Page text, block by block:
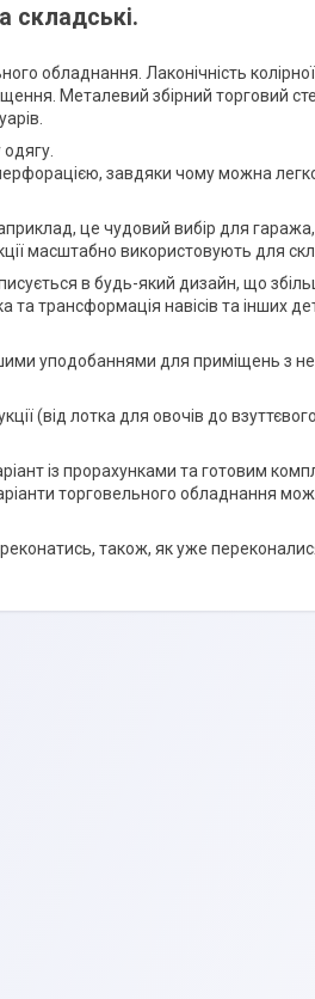
складські.
обладнання. Лаконічність
Металевий збірний торговий
завдяки чому можна
це чудовий вибір для
масштабно використовують для
в будь-який дизайн, що
трансформація навісів та інших
уподобаннями для приміщень з
(від лотка для овочів до
із прорахунками та готовим
торговельного обладнання
також, як уже